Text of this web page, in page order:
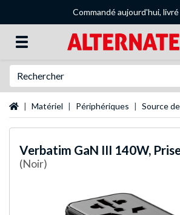
Commandé aujourd'hui,
Page d'accueil
Matériel Périphériques Source
Verbatim GaN III 140W,
(Noir)